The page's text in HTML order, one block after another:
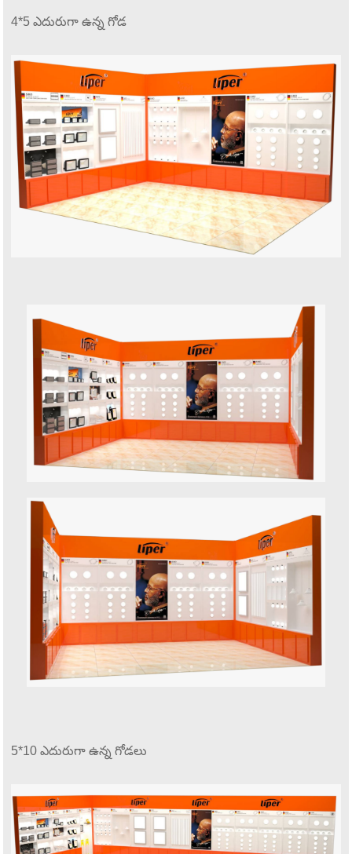
4*5 ఎదురుగా ఉన్న గోడ
5*10 ఎదురుగా ఉన్న గోడలు